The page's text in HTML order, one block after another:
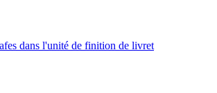
dans l'unité de finition de livret